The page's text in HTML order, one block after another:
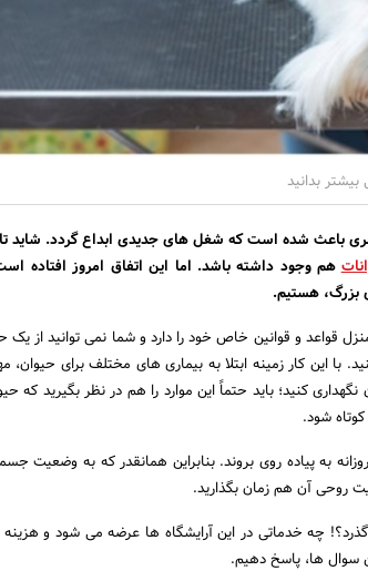
بدانید
باعث شده است که شغل های جدیدی ابداع گردد. شاید تا
هم وجود داشته باشد. اما این اتفاق امروز افتاده
بزرگ، هستیم.
قواعد و قوانین خاص خود را دارد و شما نمی توانید از
با این کار زمینه ابتلا به بیماری های مختلف برای حیوان،
کنید؛ باید حتماً این موارد را هم در نظر بگیرید که
شود.
روزانه به پیاده ‌روی بروند. بنابراین همانقدر که به وضعیت
روحی آن هم زمان بگذارید.
گذرد؟! چه خدماتی در این آرایشگاه ها عرضه می شود و
سوال ها، پاسخ دهیم.